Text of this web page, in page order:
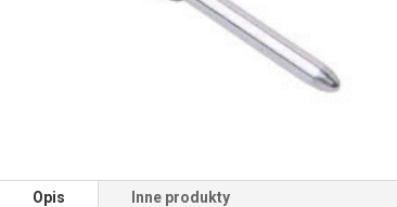
Opis Inne produkty